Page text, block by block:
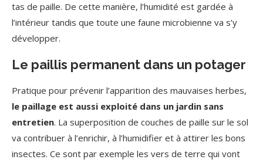
tas de paille. De cette manière, l’humidité est gardée à
l’intérieur tandis que toute une faune microbienne va s’y
développer.
Le paillis permanent dans un potager
Pratique pour prévenir l’apparition des mauvaises herbes,
le paillage est aussi exploité dans un jardin sans
entretien. La superposition de couches de paille sur le sol
va contribuer à l’enrichir, à l’humidifier et à attirer les bons
insectes. Ce sont par exemple les vers de terre qui vont